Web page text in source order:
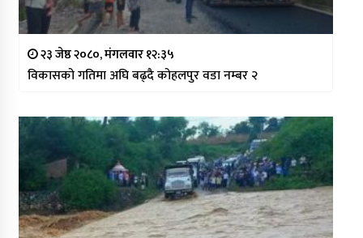
२३ जेष्ठ २०८०, मंगलवार १२:३५
विकासको गतिमा अघि बढ्दै कोहलपुर वडा नम्बर २